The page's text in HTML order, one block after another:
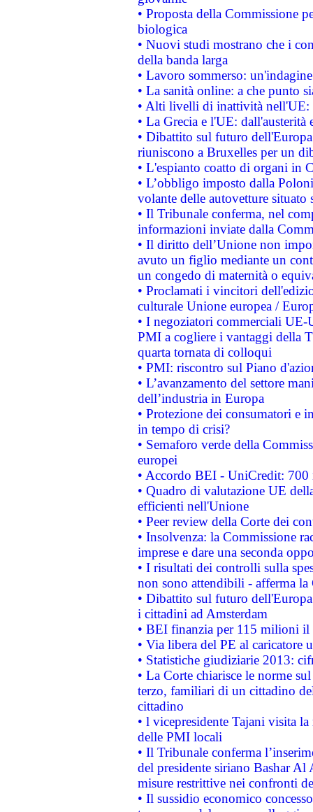
• Proposta della Commissione
biologica
• Nuovi studi mostrano che i
della banda larga
• Lavoro sommerso:
• La sanità online: a che punto
• Alti livelli di inattività nell'UE:
• La Grecia e l'UE: dall'austerità
• Dibattito sul futuro
riuniscono a Bruxelles per un
• L'espianto coatto di organi in
• L’obbligo imposto dalla
volante delle autovetture
• Il Tribunale conferma, nel
informazioni inviate dalla
• Il diritto dell’Unione non
avuto un figlio mediante un
un congedo di maternità o
• Proclamati i vincitori
culturale Unione europea /
• I negoziatori commerciali UE-
PMI a cogliere i vantaggi della
quarta tornata di colloqui
• PMI: riscontro sul Piano
• L’avanzamento del settore
dell’industria in Europa
• Protezione dei consumatori e
in tempo di crisi?
• Semaforo verde della
europei
• Accordo BEI - UniCredit:
• Quadro di valutazione UE
efficienti nell'Unione
• Peer review della Corte dei
• Insolvenza: la Commissione
imprese e dare una seconda
• I risultati dei controlli sulla
non sono attendibili - afferma la
• Dibattito sul futuro
i cittadini ad Amsterdam
• BEI finanzia per 115 milioni
• Via libera del PE al caricatore
• Statistiche giudiziarie 2013:
• La Corte chiarisce le norme
terzo, familiari di un cittadino
cittadino
• l vicepresidente Tajani visita
delle PMI locali
• Il Tribunale conferma
del presidente siriano Bashar Al
misure restrittive nei confronti
• Il sussidio economico